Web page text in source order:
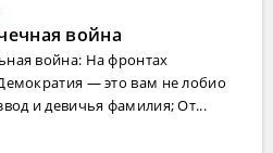
война
война: На фронтах
— это вам не лобио
и девичья фамилия; От...